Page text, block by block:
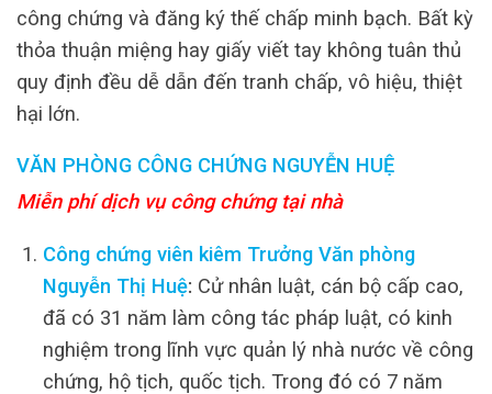
công chứng và đăng ký thế chấp minh bạch. Bất kỳ
thỏa thuận miệng hay giấy viết tay không tuân thủ
quy định đều dễ dẫn đến tranh chấp, vô hiệu, thiệt
hại lớn.
VĂN PHÒNG CÔNG CHỨNG NGUYỄN HUỆ
Miễn phí dịch vụ công chứng tại nhà
Công chứng viên kiêm Trưởng Văn phòng
Nguyễn Thị Huệ: Cử nhân luật, cán bộ cấp cao,
đã có 31 năm làm công tác pháp luật, có kinh
nghiệm trong lĩnh vực quản lý nhà nước về công
chứng, hộ tịch, quốc tịch. Trong đó có 7 năm